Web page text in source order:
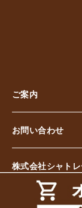
ご案内
お問い合わせ
株式会社シャト
©